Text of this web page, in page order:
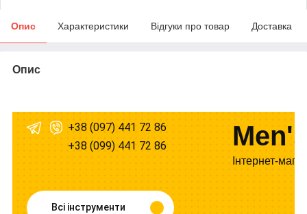
Опис Характеристики Відгуки про товар Доставка
Опис
+38 (097) 441 72 86
+38 (099) 441 72 86
Інтернет-
Всі інструменти